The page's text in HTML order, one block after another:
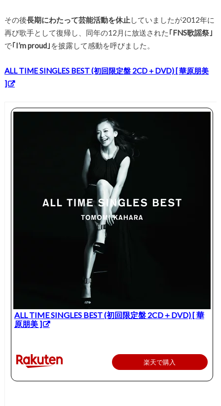
その後長期にわたって芸能活動を休止 していましたが2012年に
再び歌手として復帰し、同年の12月に放送された ｢FNS歌謡祭｣
で｢I’m proud｣ を披露して感動を呼びました。
ALL TIME SINGLES BEST (初回限定盤 2CD＋DVD) [ 華原朋美
]
ALL TIME SINGLES BEST (初回限定盤 2CD＋DVD) [ 華
原朋美 ]
楽天で購入